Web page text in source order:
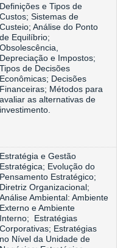
Definições e Tipos de
Custos; Sistemas de
Custeio; Análise do Ponto
de Equilíbrio;
Obsolescência,
Depreciação e Impostos;
Tipos de Decisões
Econômicas; Decisões
Financeiras; Métodos para
avaliar as alternativas de
investimento.
Estratégia e Gestão
Estratégica; Evolução do
Pensamento Estratégico;
Diretriz Organizacional;
Análise Ambiental: Ambiente
Externo e Ambiente
Interno; Estratégias
Corporativas; Estratégias
no Nível da Unidade de